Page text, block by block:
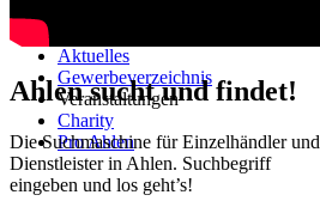
Aktuelles
Gewerbeverzeichnis
Veranstaltungen
Charity
Pro Ahlen
Ahlen sucht und findet!
Die Suchmaschine für Einzelhändler und
Dienstleister in Ahlen. Suchbegriff
eingeben und los geht’s!